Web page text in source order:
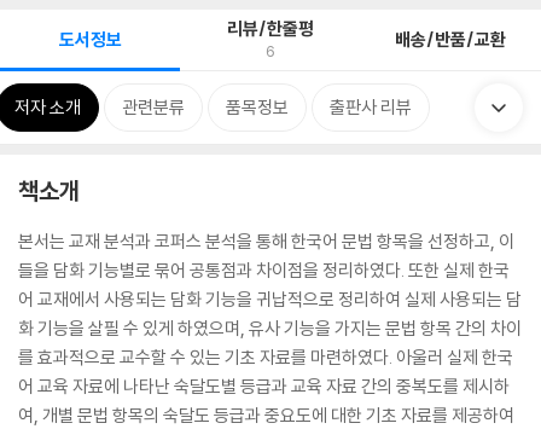
도서정보 리뷰/한줄평
6 배송/반품/교환
저자 소개 관련분류 품목정보 출판사 리뷰
책소개
본서는 교재 분석과 코퍼스 분석을 통해 한국어 문법 항목을 선정하고, 이
들을 담화 기능별로 묶어 공통점과 차이점을 정리하였다. 또한 실제 한국
어 교재에서 사용되는 담화 기능을 귀납적으로 정리하여 실제 사용되는 담
화 기능을 살필 수 있게 하였으며, 유사 기능을 가지는 문법 항목 간의 차이
를 효과적으로 교수할 수 있는 기초 자료를 마련하였다. 아울러 실제 한국
어 교육 자료에 나타난 숙달도별 등급과 교육 자료 간의 중복도를 제시하
여, 개별 문법 항목의 숙달도 등급과 중요도에 대한 기초 자료를 제공하여